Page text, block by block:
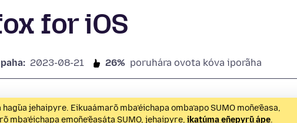
for iOS
2023-08-21 26% poruhára ovota kóva iporãha
jehaipyre. Eikuaámarõ mba’éichapa omba’apo SUMO moñe’ẽasa,
mba’éichapa emoñe’ẽasáta SUMO, jehaipyre, ikatúma eñepyrũ ápe.